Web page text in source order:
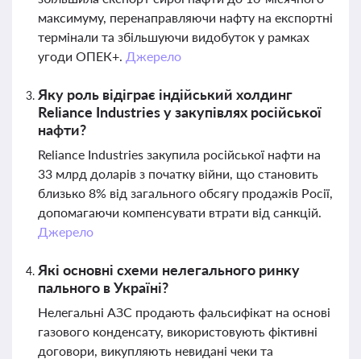
максимуму, перенаправляючи нафту на експортні
термінали та збільшуючи видобуток у рамках
угоди ОПЕК+. Джерело
Яку роль відіграє індійський холдинг
Reliance Industries у закупівлях російської
нафти?
Reliance Industries закупила російської нафти на
33 млрд доларів з початку війни, що становить
близько 8% від загального обсягу продажів Росії,
допомагаючи компенсувати втрати від санкцій.
Джерело
Які основні схеми нелегального ринку
пального в Україні?
Нелегальні АЗС продають фальсифікат на основі
газового конденсату, використовують фіктивні
договори, викупляють невидані чеки та